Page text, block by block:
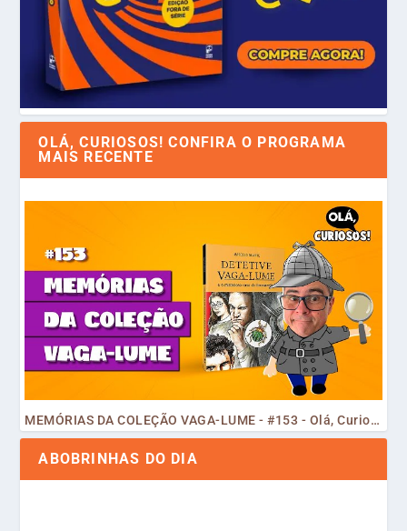
OLÁ, CURIOSOS! CONFIRA O PROGRAMA
MAIS RECENTE
MEMÓRIAS DA COLEÇÃO VAGA-LUME - #153 - Olá, Curiosos! 2023
ABOBRINHAS DO DIA